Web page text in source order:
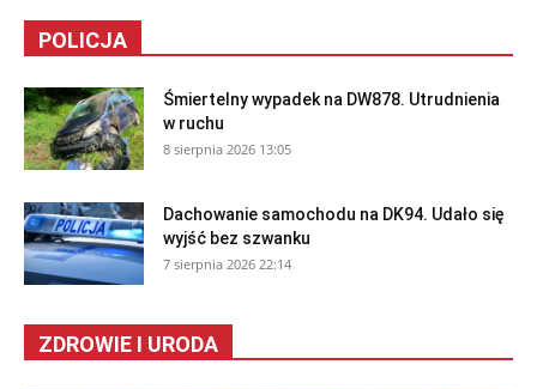
POLICJA
Śmiertelny wypadek na DW878. Utrudnienia
w ruchu
8 sierpnia 2026 13:05
Dachowanie samochodu na DK94. Udało się
wyjść bez szwanku
7 sierpnia 2026 22:14
ZDROWIE I URODA